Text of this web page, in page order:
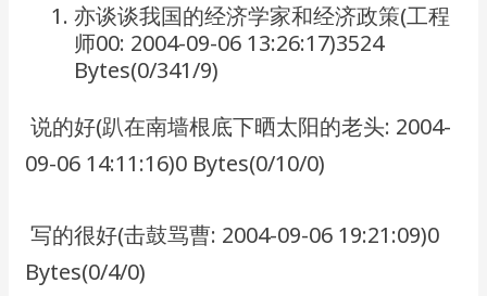
​亦谈谈我国的经济学家和经济政策(工程
师00: 2004-09-06 13:26:17)3524
Bytes(0/341/9)
​ 说的好(趴在南墙根底下晒太阳的老头: 2004-
09-06 14:11:16)0 Bytes(0/10/0)
​ 写的很好(击鼓骂曹: 2004-09-06 19:21:09)0
Bytes(0/4/0)